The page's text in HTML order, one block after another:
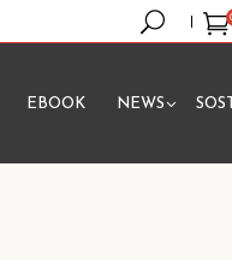
prodotto nel
EBOOK NEWS